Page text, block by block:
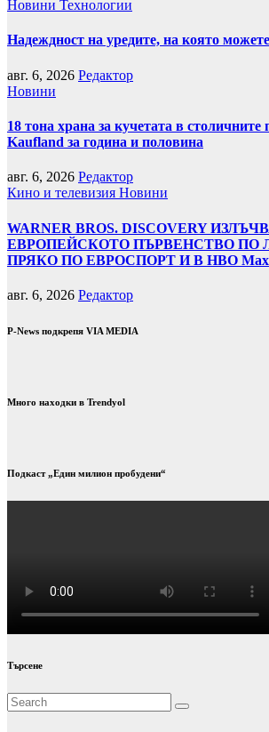
Новини Технологии
Надеждност на уредите, на която
авг. 6, 2026 Редактор
Новини
18 тона храна за кучетата в
Kaufland за година и половина
авг. 6, 2026 Редактор
Кино и телевизия Новини
WARNER BROS. DISCOVERY
ЕВРОПЕЙСКОТО ПЪРВЕНСТВО ПО
ПРЯКО ПО ЕВРОСПОРТ И В НВО Мах
авг. 6, 2026 Редактор
P-News подкрепя VIA MEDIA
Много находки в Trendyol
Подкаст „Един милион пробудени“
Търсене